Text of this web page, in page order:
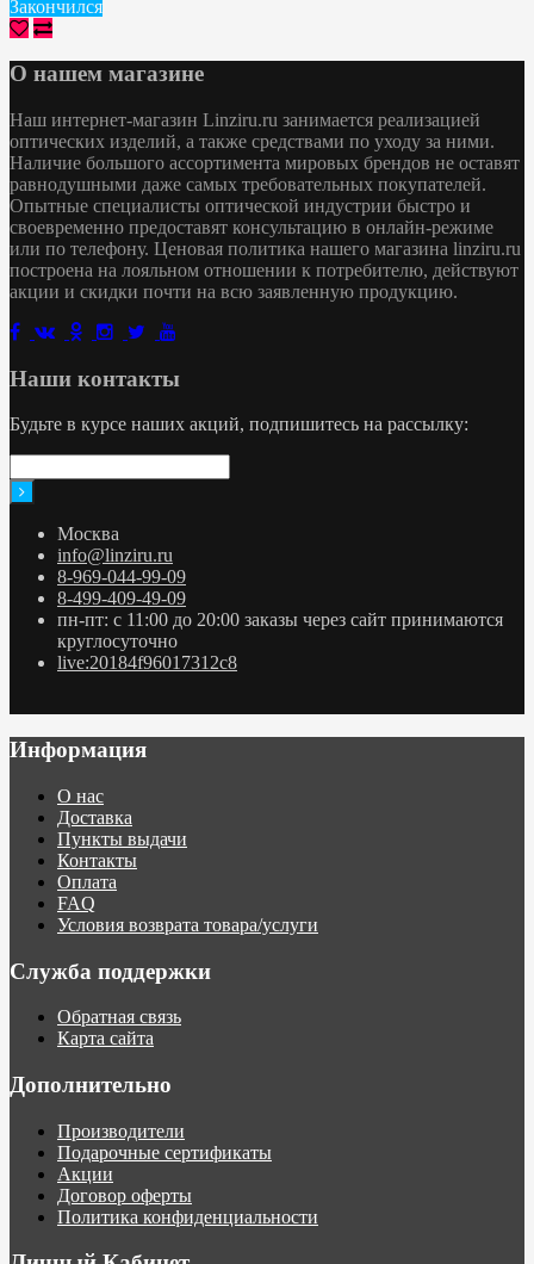
Закончился
О нашем магазине
Наш интернет-магазин Linziru.ru занимается реализацией
оптических изделий, а также средствами по уходу за ними.
Наличие большого ассортимента мировых брендов не оставят
равнодушными даже самых требовательных покупателей.
Опытные специалисты оптической индустрии быстро и
своевременно предоставят консультацию в онлайн-режиме
или по телефону. Ценовая политика нашего магазина linziru.ru
построена на лояльном отношении к потребителю, действуют
акции и скидки почти на всю заявленную продукцию.
Наши контакты
Будьте в курсе наших акций, подпишитесь на рассылку:
Москва
info@linziru.ru
8-969-044-99-09
8-499-409-49-09
пн-пт: с 11:00 до 20:00 заказы через сайт принимаются
круглосуточно
live:20184f96017312c8
Информация
О нас
Доставка
Пункты выдачи
Контакты
Оплата
FAQ
Условия возврата товара/услуги
Служба поддержки
Обратная связь
Карта сайта
Дополнительно
Производители
Подарочные сертификаты
Акции
Договор оферты
Политика конфиденциальности